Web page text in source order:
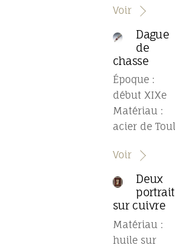
Voir
Dague
de
chasse
Époque :
début XIXe
Matériau :
acier de
Voir
Deux
sur cuivre
Matériau :
huile sur